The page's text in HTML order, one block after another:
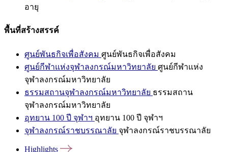
อายุ
พื้นที่สร้างสรรค์
ศูนย์พันธกิจเพื่อสังคม ศูนย์พันธกิจเพื่อสังคม
ศูนย์กีฬาแห่งจุฬาลงกรณ์มหาวิทยาลัย ศูนย์กีฬาแห่ง
จุฬาลงกรณ์มหาวิทยาลัย
ธรรมสถานจุฬาลงกรณ์มหาวิทยาลัย ธรรมสถาน
จุฬาลงกรณ์มหาวิทยาลัย
อุทยาน 100 ปี จุฬาฯ อุทยาน 100 ปี จุฬาฯ
จุฬาลงกรณ์ราชบรรณาลัย จุฬาลงกรณ์ราชบรรณาลัย
Highlights